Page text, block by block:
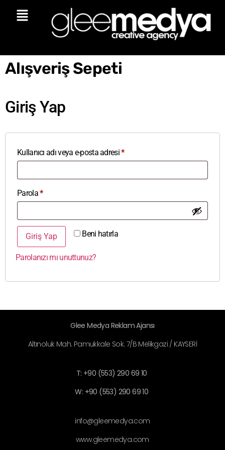
Alışveriş Sepeti
Giriş Yap
Kullanıcı adı veya e-posta adresi*
Parola*
Beni hatırla
Giriş Yap
Parolanızı mı unuttunuz?
Glee Medya Reklam Ajansı
Altınoluk Mah. Pamukkale Sok. 7/B Melikgazi / KAYSERİ
T: +90 (553) 290 69 10
W: +90 (553) 290 69 10
info@gleemedya.com
www.gleemedya.com